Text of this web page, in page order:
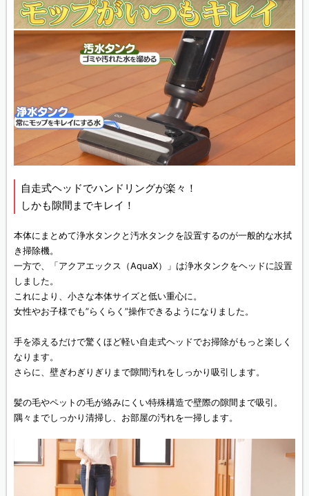
自走式ヘッドでハンドリングが楽々！
しかも隙間までキレイ！
本体にまとめて浄水タンクと汚水タンクを設置するのが一般的な水拭
き掃除機。
一方で、「アクアエックス（AquaX）」は浄水タンクをヘッドに設置
しました。
これにより、小さな本体サイズと低い重心に。
女性やお子様でも”らくらく”操作できるようになりました。
手を添えるだけで驚くほど軽い自走式ヘッドでお掃除がもっと楽しく
なります。
さらに、壁ぎわぎりぎりまで隙間汚れをしっかり吸引します。
髪の毛やペットの毛が絡みにくい特殊構造で壁際の隙間まで吸引。
隅々までしっかり清掃し、お部屋の汚れを一掃します。